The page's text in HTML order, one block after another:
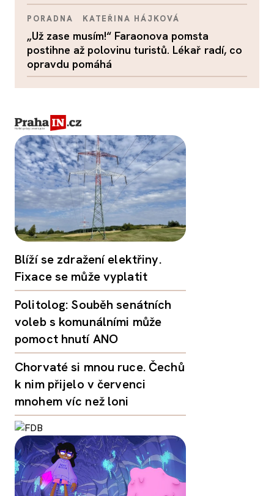
PORADNA KATEŘINA HÁJKOVÁ
„Už zase musím!“ Faraonova pomsta
postihne až polovinu turistů. Lékař radí, co
opravdu pomáhá
Blíží se zdražení elektřiny.
Fixace se může vyplatit
Politolog: Souběh senátních
voleb s komunálními může
pomoct hnutí ANO
Chorvaté si mnou ruce. Čechů
k nim přijelo v červenci
mnohem víc než loni